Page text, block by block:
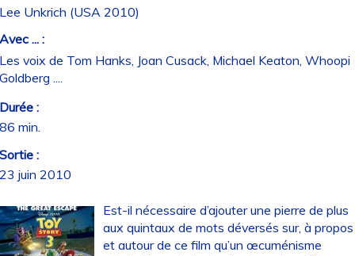
Unkrich (USA 2010)
... :
voix de Tom Hanks, Joan Cusack, Michael Keaton, Whoopi
....
:
min.
:
juin 2010
Est-il nécessaire d’ajouter une pierre de plus
aux quintaux de mots déversés sur, à propos
et autour de ce film qu’un œcuménisme